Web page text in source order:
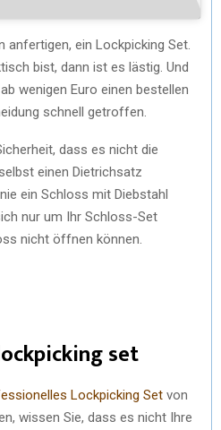
anfertigen, ein Lockpicking Set.
bist, dann ist es lästig. Und
wenigen Euro einen bestellen
schnell getroffen.
dass es nicht die
einen Dietrichsatz
ein Schloss mit Diebstahl
nur um Ihr Schloss-Set
nicht öffnen können.
set
Lockpicking Set von
wissen Sie, dass es nicht Ihre